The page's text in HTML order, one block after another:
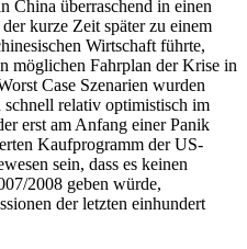
China überraschend in einen
kurze Zeit später zu einem
Wirtschaft führte,
möglichen Fahrplan der Krise in
Case Szenarien wurden
relativ optimistisch im
erst am Anfang einer Panik
Kaufprogramm der US-
sein, dass es keinen
2008 geben würde,
der letzten einhundert